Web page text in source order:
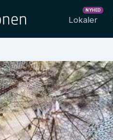
Lokaler
NYHED